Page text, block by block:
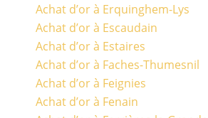
Achat d’or à Erquinghem-Lys
Achat d’or à Escaudain
Achat d’or à Estaires
Achat d’or à Faches-Thumesnil
Achat d’or à Feignies
Achat d’or à Fenain